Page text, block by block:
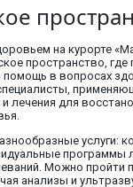
на курорте
пространство, где
в вопросах
лечения для
услуги:
программы
Можно пройти
анализы и